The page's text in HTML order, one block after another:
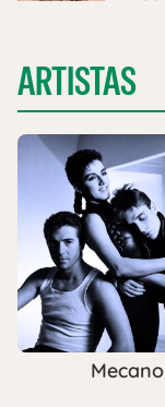
ARTISTAS
Mecano